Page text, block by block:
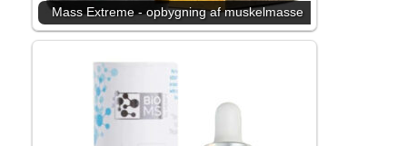
Mass Extreme - opbygning af muskelmasse